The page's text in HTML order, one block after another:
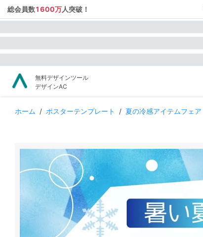
総会員数1600万人突破！
無料デザインツール
デザインAC
ホーム / ポスターテンプレート / 夏の冷感アイテムフェア